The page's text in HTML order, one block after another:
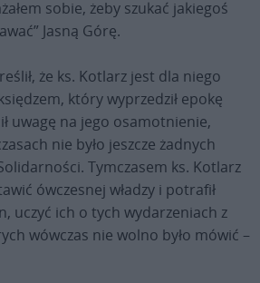
sobie, żeby szukać jakiegoś
Jasną Górę.
że ks. Kotlarz jest dla niego
który wyprzedził epokę
uwagę na jego osamotnienie,
nie było jeszcze żadnych
Tymczasem ks. Kotlarz
ówczesnej władzy i potrafił
uczyć ich o tych wydarzeniach z
wówczas nie wolno było mówić –